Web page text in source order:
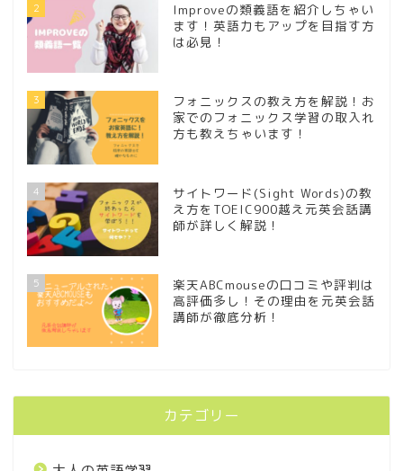
2
Improveの類義語を紹介しちゃい
ます！英語力もアップを目指す方
は必見！
3
フォニックスの教え方を解説！お
家でのフォニックス学習の取入れ
方も教えちゃいます！
4
サイトワード(Sight Words)の教
え方をTOEIC900越え元英会話講
師が詳しく解説！
5
楽天ABCmouseの口コミや評判は
高評価多し！その理由を元英会話
講師が徹底分析！
カテゴリー